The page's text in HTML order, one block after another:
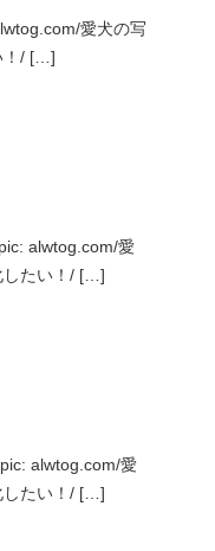
愛犬の写
！/ […]
alwtog.com/愛
したい！/ […]
alwtog.com/愛
したい！/ […]